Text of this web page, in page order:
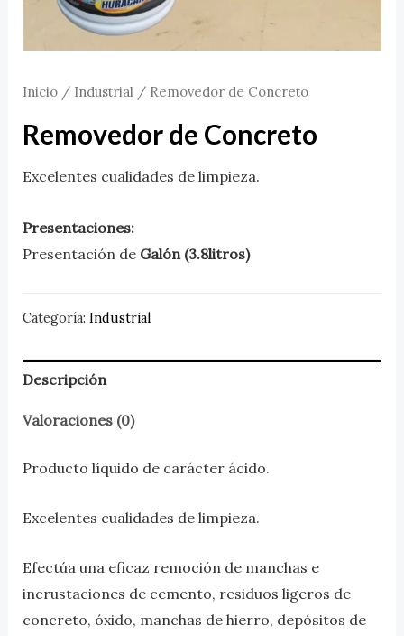
Inicio/ Industrial/ Removedor de Concreto
Removedor de Concreto
Excelentes cualidades de limpieza.
Presentaciones:
Presentación de Galón (3.8litros)
Categoría: Industrial
Descripción
Valoraciones (0)
Producto líquido de carácter ácido.
Excelentes cualidades de limpieza.
Efectúa una eficaz remoción de manchas e
incrustaciones de cemento, residuos ligeros de
concreto, óxido, manchas de hierro, depósitos de